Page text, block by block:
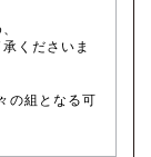
くださいま
の組となる可